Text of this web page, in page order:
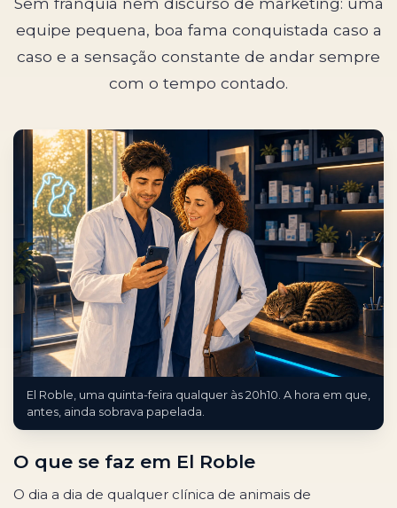
equipe pequena, boa fama conquistada caso a
caso e a sensação constante de andar sempre
com o tempo contado.
El Roble, uma quinta-feira qualquer às 20h10. A hora em que,
antes, ainda sobrava papelada.
O que se faz em El Roble
O dia a dia de qualquer clínica de animais de